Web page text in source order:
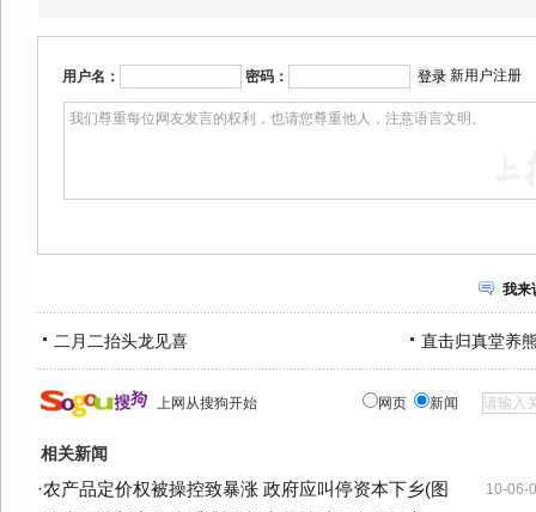
用户名： 密码： 新用户注册
我来
二月二抬头龙见喜 直击归真堂养
上网从搜狗开始 网页 新闻
相关新闻
10-06-
·农产品定价权被操控致暴涨 政府应叫停资本下乡(图